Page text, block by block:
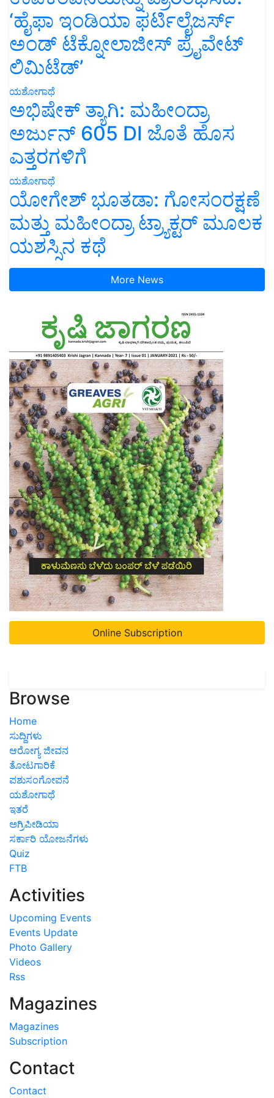
‘ಹೈಫಾ ಇಂಡಿಯಾ ಫರ್ಟಿಲೈಜರ್ಸ್
ಅಂಡ್ ಟೆಕ್ನೋಲಾಜೀಸ್ ಪ್ರೈವೇಟ್
ಲಿಮಿಟೆಡ್’
ಯಶೋಗಾಥೆ
ಅಭಿಷೇಕ್ ತ್ಯಾಗಿ: ಮಹೀಂದ್ರಾ
ಅರ್ಜುನ್ 605 DI ಜೊತೆ ಹೊಸ
ಎತ್ತರಗಳಿಗೆ
ಯಶೋಗಾಥೆ
ಯೋಗೇಶ್ ಭೂತಡಾ: ಗೋಸಂರಕ್ಷಣೆ
ಮತ್ತು ಮಹೀಂದ್ರಾ ಟ್ರ್ಯಾಕ್ಟರ್ ಮೂಲಕ
ಯಶಸ್ಸಿನ ಕಥೆ
More News
Online Subscription
Browse
Home
ಸುದ್ದಿಗಳು
ಆರೋಗ್ಯ ಜೀವನ
ತೋಟಗಾರಿಕೆ
ಪಶುಸಂಗೋಪನೆ
ಯಶೋಗಾಥೆ
ಇತರೆ
ಅಗ್ರಿಪೀಡಿಯಾ
ಸರ್ಕಾರಿ ಯೋಜನೆಗಳು
Quiz
FTB
Activities
Upcoming Events
Events Update
Photo Gallery
Videos
Rss
Magazines
Magazines
Subscription
Contact
Contact